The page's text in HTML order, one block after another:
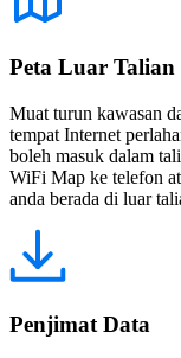
Peta Luar Talian
Muat turun kawasan
tempat Internet
boleh masuk dalam
WiFi Map ke telefon
anda berada di luar
Penjimat Data